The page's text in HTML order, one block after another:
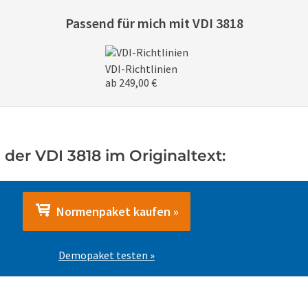
Passend für mich mitVDI 3818
VDI-Richtlinien
ab 249,00 €
VDI 3818 im Originaltext:
Normenpaket kaufen »
Demopaket testen »